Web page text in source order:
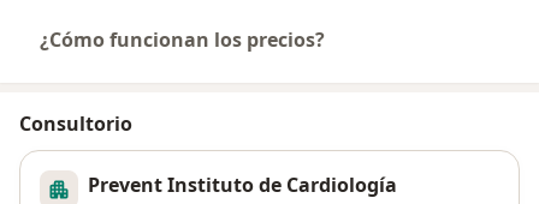
¿Cómo funcionan los precios?
Consultorio
Prevent Instituto de Cardiología